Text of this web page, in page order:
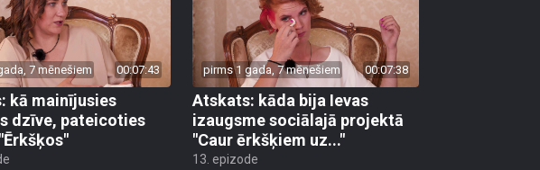
7 mēnešiem 00:07:43
kā mainījusies
dzīve, pateicoties
pirms 1 gada, 7 mēnešiem 00:07:38
Atskats: kāda bija Ievas
izaugsme sociālajā projektā
"Caur ērkšķiem uz..."
13. epizode